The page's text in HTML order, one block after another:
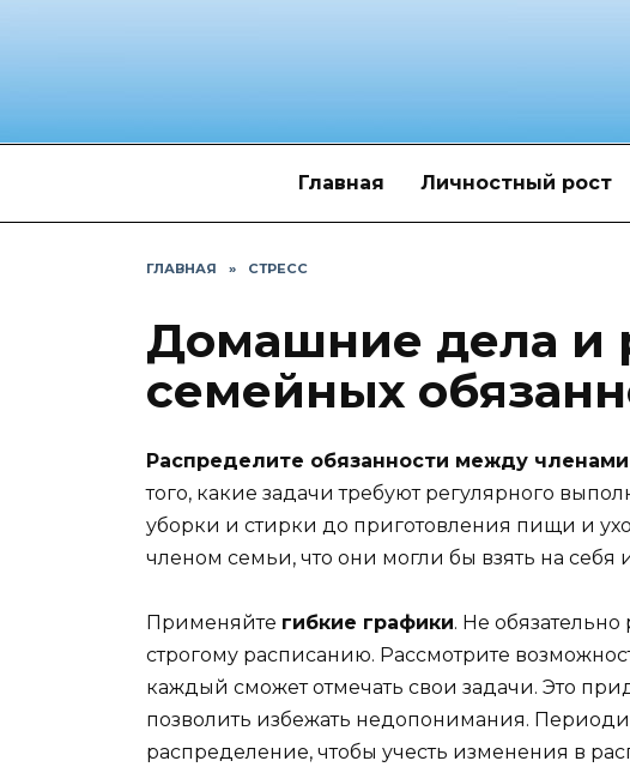
Главная Личностный рост
ГЛАВНАЯ » СТРЕСС
Домашние дела и
семейных
Распределите обязанности между
того, какие задачи требуют регулярного
уборки и стирки до приготовления пищи и
членом семьи, что они могли бы взять на себя
Применяйте гибкие графики. Не
строгому расписанию. Рассмотрите
каждый сможет отмечать свои задачи. Это
позволить избежать недопонимания.
распределение, чтобы учесть изменения в